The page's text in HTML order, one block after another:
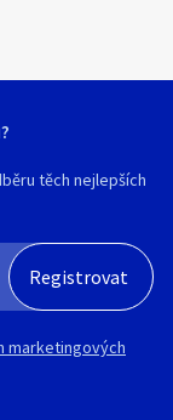
těch nejlepších
marketingových